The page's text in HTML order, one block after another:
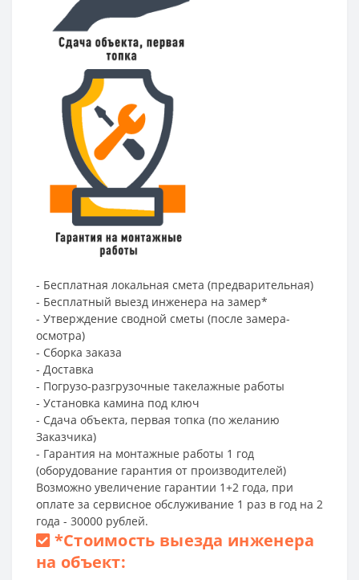
- Бесплатная локальная смета (предварительная)
- Бесплатный выезд инженера на замер*
- Утверждение сводной сметы (после замера-
осмотра)
- Сборка заказа
- Доставка
- Погрузо-разгрузочные такелажные работы
- Установка камина под ключ
- Сдача объекта, первая топка (по желанию
Заказчика)
- Гарантия на монтажные работы 1 год
(оборудование гарантия от производителей)
Возможно увеличение гарантии 1+2 года, при
оплате за сервисное обслуживание 1 раз в год на 2
года - 30000 рублей.
*Стоимость выезда инженера
на объект: